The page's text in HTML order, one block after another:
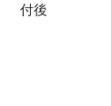
付後